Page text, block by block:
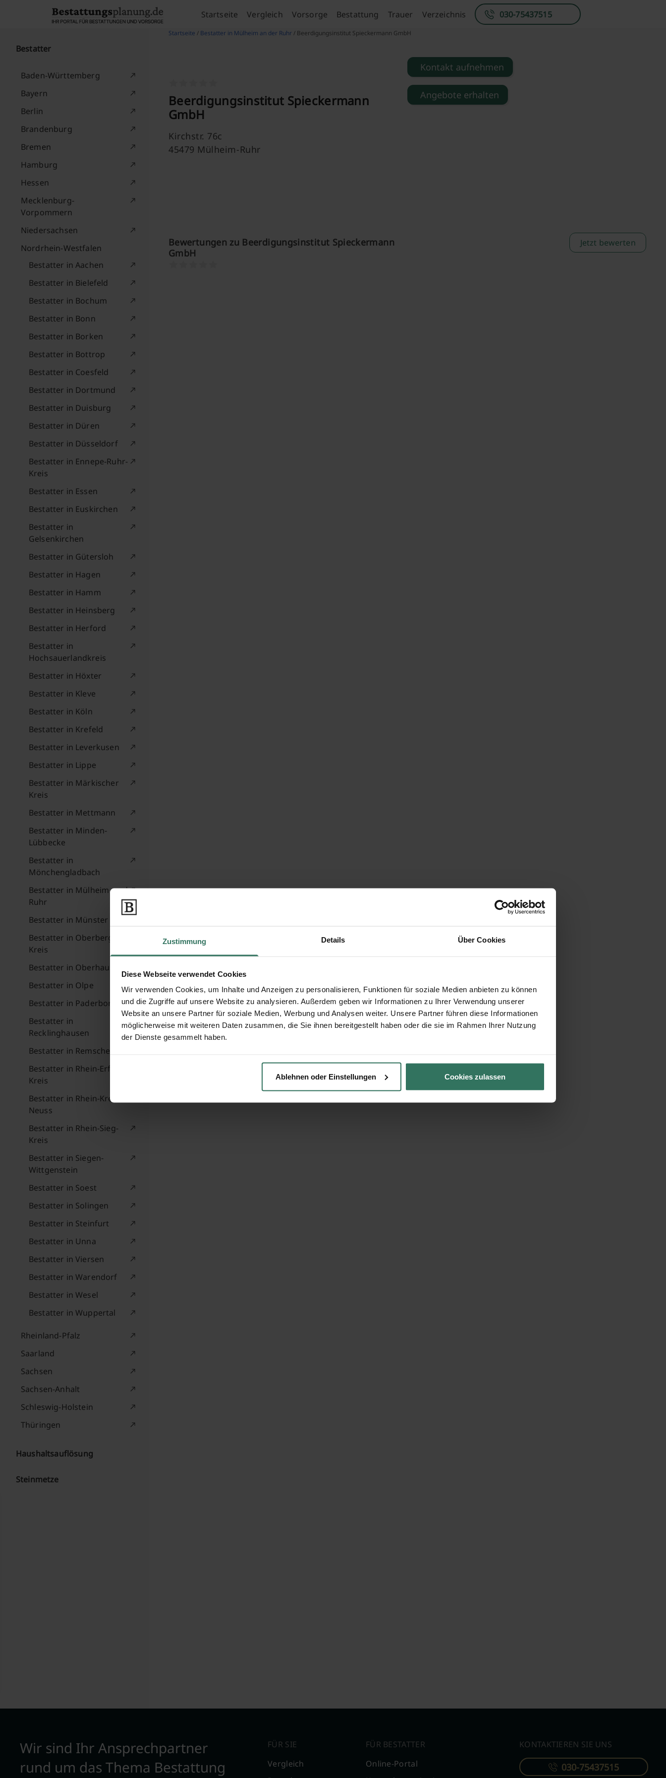
Zustimmung Details Über Cookies
Diese Webseite verwendet Cookies
Wir verwenden Cookies, um Inhalte und Anzeigen zu personalisieren, Funktionen für soziale Medien anbieten zu können
und die Zugriffe auf unsere Website zu analysieren. Außerdem geben wir Informationen zu Ihrer Verwendung unserer
Website an unsere Partner für soziale Medien, Werbung und Analysen weiter. Unsere Partner führen diese Informationen
möglicherweise mit weiteren Daten zusammen, die Sie ihnen bereitgestellt haben oder die sie im Rahmen Ihrer Nutzung
der Dienste gesammelt haben.
Ablehnen oder Einstellungen Cookies zulassen
Startseite Vergleich Vorsorge Bestattung Trauer Verzeichnis 030-75437515
Bestatter
Baden-Württemberg
Bayern
Berlin
Brandenburg
Bremen
Hamburg
Hessen
Mecklenburg-
Vorpommern
Niedersachsen
Nordrhein-Westfalen
Bestatter in Aachen
Bestatter in Bielefeld
Bestatter in Bochum
Bestatter in Bonn
Bestatter in Borken
Bestatter in Bottrop
Bestatter in Coesfeld
Bestatter in Dortmund
Bestatter in Duisburg
Bestatter in Düren
Bestatter in Düsseldorf
Bestatter in Ennepe-Ruhr-
Kreis
Bestatter in Essen
Bestatter in Euskirchen
Bestatter in
Gelsenkirchen
Bestatter in Gütersloh
Bestatter in Hagen
Bestatter in Hamm
Bestatter in Heinsberg
Bestatter in Herford
Bestatter in
Hochsauerlandkreis
Bestatter in Höxter
Bestatter in Kleve
Bestatter in Köln
Bestatter in Krefeld
Bestatter in Leverkusen
Bestatter in Lippe
Bestatter in Märkischer
Kreis
Bestatter in Mettmann
Bestatter in Minden-
Lübbecke
Bestatter in
Mönchengladbach
Bestatter in Mülheim an der
Ruhr
Bestatter in Münster
Bestatter in Oberbergischer
Kreis
Bestatter in Oberhausen
Bestatter in Olpe
Bestatter in Paderborn
Bestatter in
Recklinghausen
Bestatter in Remscheid
Bestatter in Rhein-Erft-
Kreis
Bestatter in Rhein-Kreis
Neuss
Bestatter in Rhein-Sieg-
Kreis
Bestatter in Siegen-
Wittgenstein
Bestatter in Soest
Bestatter in Solingen
Bestatter in Steinfurt
Bestatter in Unna
Bestatter in Viersen
Bestatter in Warendorf
Bestatter in Wesel
Bestatter in Wuppertal
Rheinland-Pfalz
Saarland
Sachsen
Sachsen-Anhalt
Schleswig-Holstein
Thüringen
Haushaltsauflösung
Steinmetze
Startseite / Bestatter in Mülheim an der Ruhr / Beerdigungsinstitut Spieckermann GmbH
Beerdigungsinstitut Spieckermann
GmbH
Kirchstr. 76c
45479 Mülheim-Ruhr
Kontakt aufnehmen
Angebote erhalten
Bewertungen zu Beerdigungsinstitut Spieckermann
GmbH
Jetzt bewerten
Wir sind Ihr Ansprechpartner
rund um das Thema Bestattung
FÜR SIE
Vergleich
FÜR BESTATTER
Online-Portal
KONTAKTIEREN SIE UNS
030-75437515